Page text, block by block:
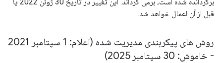
قبل از آن اعمال خواهد شد.
روش های پیکربندی مدیریت شده (اعلام: 1 سپتامبر 2021
- خاموش: 30 سپتامبر 2025)